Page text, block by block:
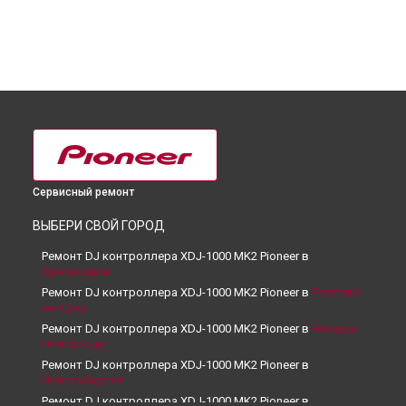
Сервисный ремонт
ВЫБЕРИ СВОЙ ГОРОД
Ремонт DJ контроллера XDJ-1000 MK2 Pioneer в
Краснодаре
Ремонт DJ контроллера XDJ-1000 MK2 Pioneer в Ростове-
на-Дону
Ремонт DJ контроллера XDJ-1000 MK2 Pioneer в Нижнем
Новгороде
Ремонт DJ контроллера XDJ-1000 MK2 Pioneer в
Новосибирске
Ремонт DJ контроллера XDJ-1000 MK2 Pioneer в